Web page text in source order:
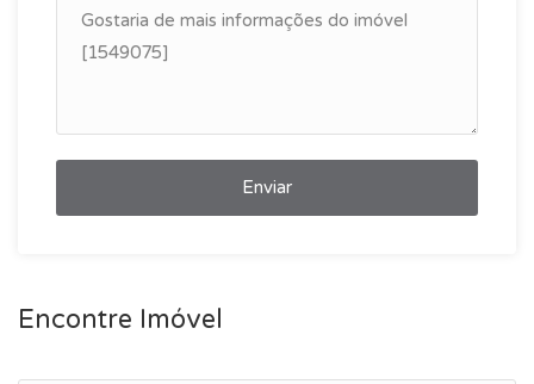
Enviar
Encontre Imóvel